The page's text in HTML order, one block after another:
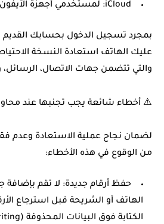
iCloud: لمستخدمي أجهزة
بمجرد تسجيل الدخول بحسابك القديم
والتي تتضمن جهات الاتصال، الرسائل،
⚠️ أخطاء شائعة يجب تجنبها عند
لضمان نجاح عملية الاستعادة وعدم
من الوقوع في هذه الأخطاء:
حفظ أرقام جديدة: لا تقم بإضافة
الهاتف أو الشريحة قبل استرجاع
الكتابة فوق البيانات المحذوفة (Overwriting).